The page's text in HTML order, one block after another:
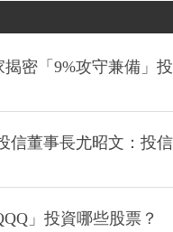
密「9%攻守兼備」投
信董事長尤昭文：投信
」投資哪些股票？